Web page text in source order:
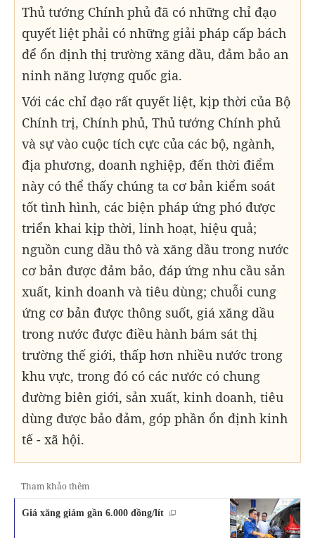
Thủ tướng Chính phủ đã có những chỉ đạo
quyết liệt phải có những giải pháp cấp bách
để ổn định thị trường xăng dầu, đảm bảo an
ninh năng lượng quốc gia.
Với các chỉ đạo rất quyết liệt, kịp thời của Bộ
Chính trị, Chính phủ, Thủ tướng Chính phủ
và sự vào cuộc tích cực của các bộ, ngành,
địa phương, doanh nghiệp, đến thời điểm
này có thể thấy chúng ta cơ bản kiểm soát
tốt tình hình, các biện pháp ứng phó được
triển khai kịp thời, linh hoạt, hiệu quả;
nguồn cung dầu thô và xăng dầu trong nước
cơ bản được đảm bảo, đáp ứng nhu cầu sản
xuất, kinh doanh và tiêu dùng; chuỗi cung
ứng cơ bản được thông suốt, giá xăng dầu
trong nước được điều hành bám sát thị
trường thế giới, thấp hơn nhiều nước trong
khu vực, trong đó có các nước có chung
đường biên giới, sản xuất, kinh doanh, tiêu
dùng được bảo đảm, góp phần ổn định kinh
tế - xã hội.
Tham khảo thêm
Giá xăng giảm gần 6.000 đồng/lít